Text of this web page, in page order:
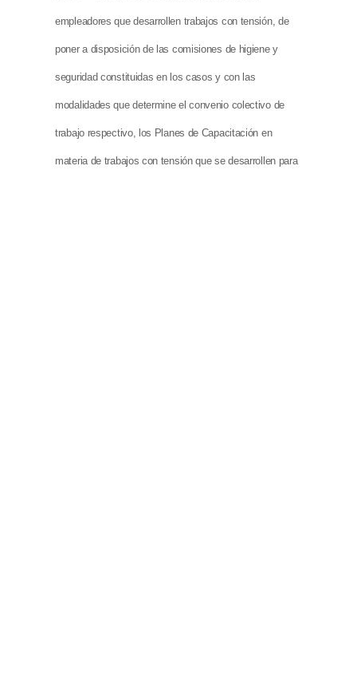
empleadores que desarrollen trabajos con tensión, de
poner a disposición de las comisiones de higiene y
seguridad constituidas en los casos y con las
modalidades que determine el convenio colectivo de
trabajo respectivo, los Planes de Capacitación en
materia de trabajos con tensión que se desarrollen para